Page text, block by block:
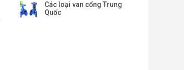
Các loại van cổng Trung
Quốc